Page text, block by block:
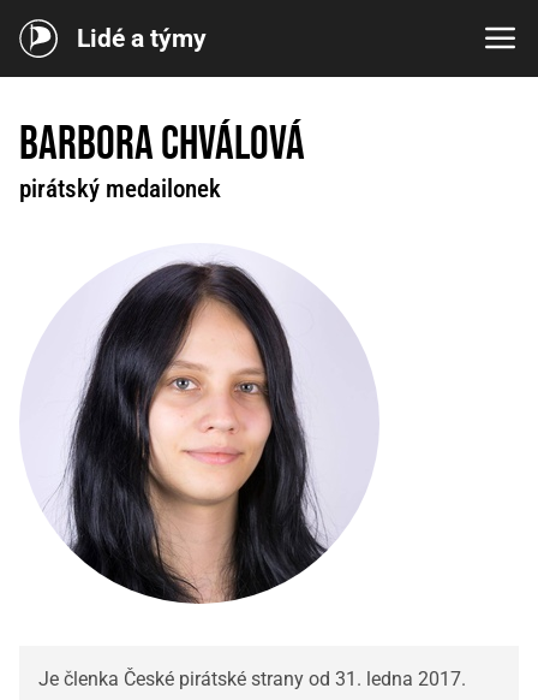
Lidé a týmy
Barbora Chválová
pirátský medailonek
Je členka České pirátské strany od 31. ledna 2017.